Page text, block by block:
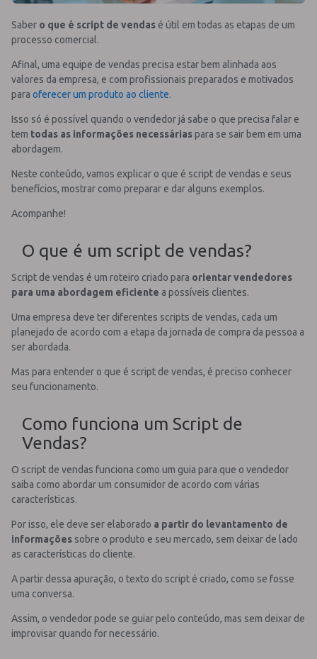
Saber o que é script de vendas é útil em todas as etapas de um
processo comercial.
Afinal, uma equipe de vendas precisa estar bem alinhada aos
valores da empresa, e com profissionais preparados e motivados
para oferecer um produto ao cliente.
Isso só é possível quando o vendedor já sabe o que precisa falar e
tem todas as informações necessáriaspara se sair bem em uma
abordagem.
Neste conteúdo, vamos explicar o que é script de vendas e seus
benefícios, mostrar como preparar e dar alguns exemplos.
Acompanhe!
O que é um script de vendas?
Script de vendas é um roteiro criado para orientar vendedores
para uma abordagem eficiente a possíveis clientes.
Uma empresa deve ter diferentes scripts de vendas, cada um
planejado de acordo com a etapa da jornada de compra da pessoa a
ser abordada.
Mas para entender o que é script de vendas, é preciso conhecer
seu funcionamento.
Como funciona um Script de
Vendas?
O script de vendas funciona como um guia para que o vendedor
saiba como abordar um consumidor de acordo com várias
características.
Por isso, ele deve ser elaborado a partir do levantamento de
informações sobre o produto e seu mercado, sem deixar de lado
as características do cliente.
A partir dessa apuração, o texto do script é criado, como se fosse
uma conversa.
Assim, o vendedor pode se guiar pelo conteúdo, mas sem deixar de
improvisar quando for necessário.